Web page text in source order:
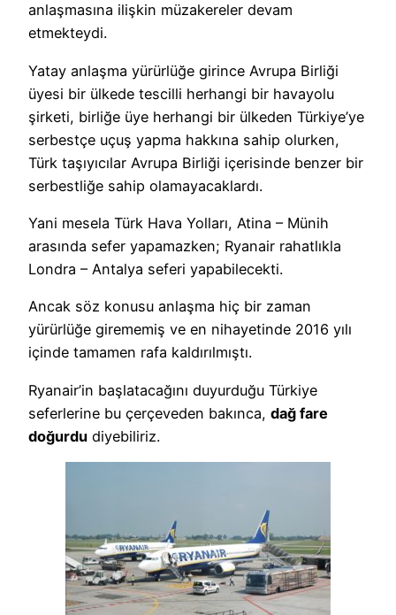
anlaşmasına ilişkin müzakereler devam
etmekteydi.
Yatay anlaşma yürürlüğe girince Avrupa Birliği
üyesi bir ülkede tescilli herhangi bir havayolu
şirketi, birliğe üye herhangi bir ülkeden Türkiye’ye
serbestçe uçuş yapma hakkına sahip olurken,
Türk taşıyıcılar Avrupa Birliği içerisinde benzer bir
serbestliğe sahip olamayacaklardı.
Yani mesela Türk Hava Yolları, Atina – Münih
arasında sefer yapamazken; Ryanair rahatlıkla
Londra – Antalya seferi yapabilecekti.
Ancak söz konusu anlaşma hiç bir zaman
yürürlüğe girememiş ve en nihayetinde 2016 yılı
içinde tamamen rafa kaldırılmıştı.
Ryanair’in başlatacağını duyurduğu Türkiye
seferlerine bu çerçeveden bakınca, dağ fare
doğurdu diyebiliriz.